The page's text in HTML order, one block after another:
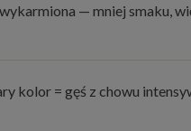
— mniej smaku,
kolor = gęś z chowu